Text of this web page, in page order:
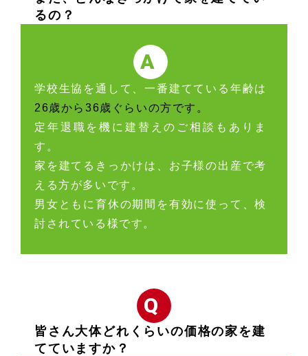
るの？
A
学校生協を通して、一番建てている年齢は
26歳から36歳ぐらいの方です。
定年退職を機に建替えのご相談もありま
す。
家を建てるきっかけは、お子様の出産で考
える方が多いです。
男女ともに育休の期間を有効に使って、検
討されている様です。
Q
皆さん大体どれくらいの価格の家を建
てていますか？